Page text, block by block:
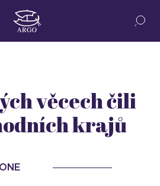
věcech čili
krajů